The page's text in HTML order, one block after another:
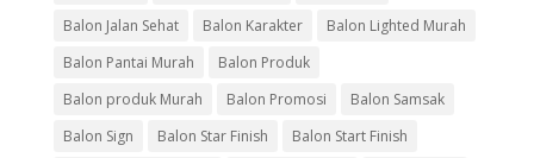
Balon Jalan Sehat
Balon Karakter
Balon Lighted Murah
Balon Pantai Murah
Balon Produk
Balon produk Murah
Balon Promosi
Balon Samsak
Balon Sign
Balon Star Finish
Balon Start Finish